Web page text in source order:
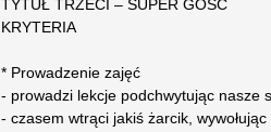
TYTUŁ TRZECI – SUPER GOŚĆ
KRYTERIA
* Prowadzenie zajęć
- prowadzi lekcje podchwytując nasze
- czasem wtrąci jakiś żarcik,